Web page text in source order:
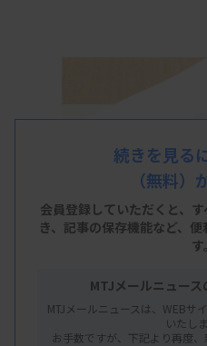
続きを見る
（無料）
会員登録していただくと、
き、 記事の保存機能など、
す。
MTJメールニュー
MTJメールニュースは、WEBサ
いたし
お手数ですが、下記より再度、